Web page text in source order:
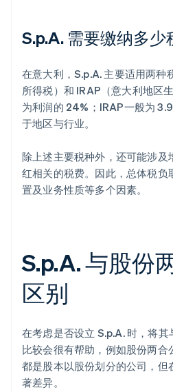
S.p.A. 需要缴纳多少
在意大利，S.p.A. 主要适用两种
所得税）和 IRAP（意大利地区
为利润的 24%；IRAP一般为
于地区与行业。
除上述主要税种外，还可能涉及
红相关的税费。因此，总体税负
置及业务性质等多个因素。
S.p.A. 与股份
区别
在考虑是否设立 S.p.A. 时，将
比较会很有帮助，例如股份两合
都是股本以股份划分的公司，但
著差异。